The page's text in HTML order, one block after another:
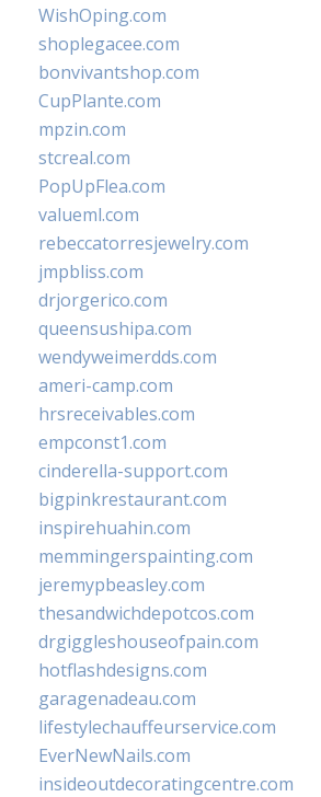
WishOping.com
shoplegacee.com
bonvivantshop.com
CupPlante.com
mpzin.com
stcreal.com
PopUpFlea.com
valueml.com
rebeccatorresjewelry.com
jmpbliss.com
drjorgerico.com
queensushipa.com
wendyweimerdds.com
ameri-camp.com
hrsreceivables.com
empconst1.com
cinderella-support.com
bigpinkrestaurant.com
inspirehuahin.com
memmingerspainting.com
jeremypbeasley.com
thesandwichdepotcos.com
drgiggleshouseofpain.com
hotflashdesigns.com
garagenadeau.com
lifestylechauffeurservice.com
EverNewNails.com
insideoutdecoratingcentre.com